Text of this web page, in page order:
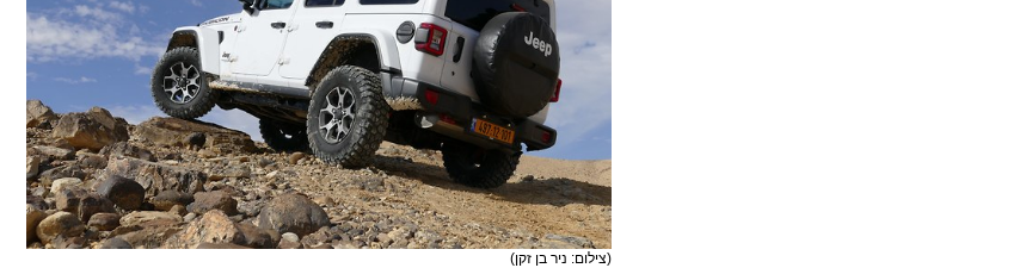
(צילום: ניר בן זקן)